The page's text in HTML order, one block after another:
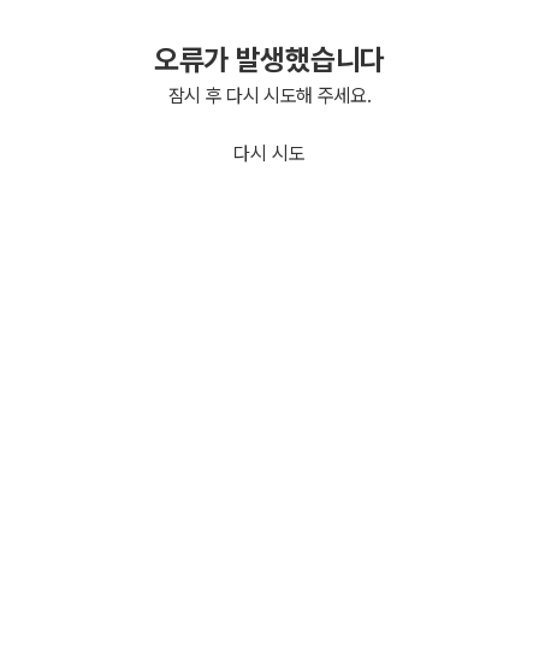
오류가 발생했습니다
잠시 후 다시 시도해 주세요.
다시 시도